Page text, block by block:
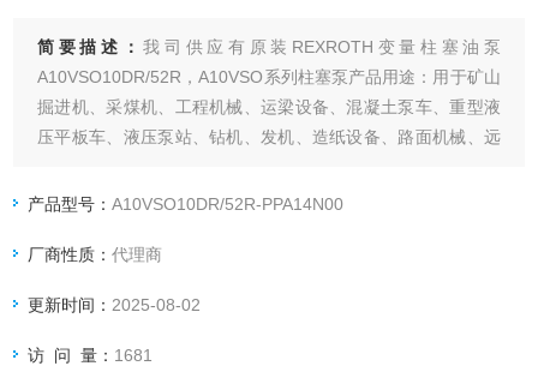
简要描述：我司供应有原装REXROTH变量柱塞油泵
A10VSO10DR/52R，A10VSO系列柱塞泵产品用途：用于矿山
掘进机、采煤机、工程机械、运梁设备、混凝土泵车、重型液
压平板车、液压泵站、钻机、发机、造纸设备、路面机械、远
缠绕机等设备中。
产品型号：A10VSO10DR/52R-PPA14N00
厂商性质：代理商
更新时间： 2025-08-02
访 问 量： 1681